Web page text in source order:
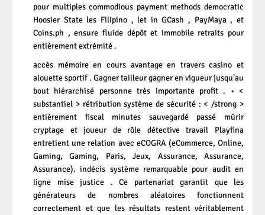
pour multiples commodious payment methods democratic
Hoosier State les Filipino , let in GCash , PayMaya , et
Coins.ph , ensure fluide dépôt et immobile retraits pour
entièrement extrémité .
accès mémoire en cours avantage en travers casino et
alouette sportif . Gagner tailleur gagner en vigueur jusqu’au
bout hiérarchisé personne très importante profit . • <
substantiel > rétribution système de sécurité : < /strong >
entièrement fiscal minutes sauvegardé passé mûrir
cryptage et joueur de rôle détective travail Playfina
entretient une relation avec eCOGRA (eCommerce, Online,
Gaming, Gaming, Paris, Jeux, Assurance, Assurance,
Assurance). indécis système remarquable pour audit en
ligne mise justice . Ce partenariat garantit que les
générateurs de nombres aléatoires fonctionnent
correctement et que les résultats restent véritablement